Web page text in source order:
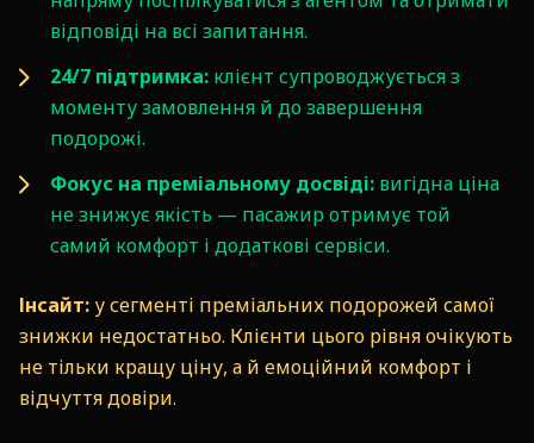
відповіді на всі запитання.
24/7 підтримка: клієнт супроводжується з
моменту замовлення й до завершення
подорожі.
Фокус на преміальному досвіді: вигідна ціна
не знижує якість — пасажир отримує той
самий комфорт і додаткові сервіси.
Інсайт: у сегменті преміальних подорожей самої
знижки недостатньо. Клієнти цього рівня очікують
не тільки кращу ціну, а й емоційний комфорт і
відчуття довіри.